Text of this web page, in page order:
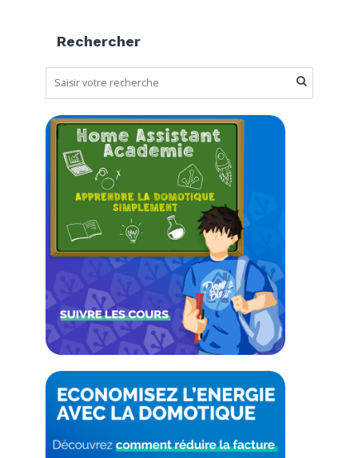
Rechercher